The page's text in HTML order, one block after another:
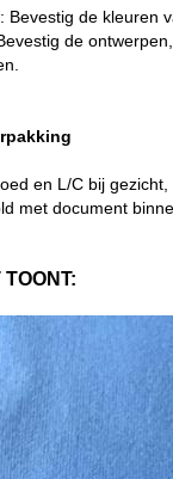
Bevestig de kleuren
de
en L/C bij
met document